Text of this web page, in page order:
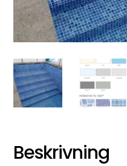
Beskrivning